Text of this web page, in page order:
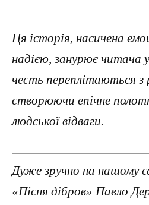
Ця історія, насичена
надією, занурює читача у
честь переплітаються з
створюючи епічне
людської відваги.
Дуже зручно на нашому
«Пісня дібров» Павло